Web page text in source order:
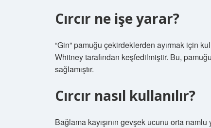
Cırcır ne işe yarar?
“Gin” pamuğu çekirdeklerden ayırmak için
Whitney tarafından keşfedilmiştir. Bu,
sağlamıştır.
Cırcır nasıl kullanılır?
Bağlama kayışının gevşek ucunu orta